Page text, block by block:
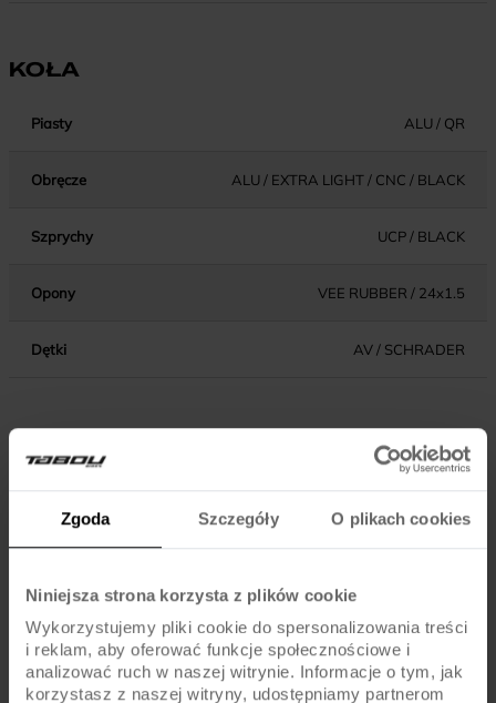
Zgoda Szczegóły O plikach cookies
Niniejsza strona korzysta z plików cookie
Wykorzystujemy pliki cookie do spersonalizowania treści
i reklam, aby oferować funkcje społecznościowe i
analizować ruch w naszej witrynie. Informacje o tym, jak
korzystasz z naszej witryny, udostępniamy partnerom
KOŁA
Piasty ALU / QR
Obręcze ALU / EXTRA LIGHT / CNC / BLACK
Szprychy UCP / BLACK
Opony VEE RUBBER / 24x1.5
Dętki AV / SCHRADER
Dźwignie
ALHONGA / ALU / JUNIOR TYPE / EXTRA
Błotniki -
Pedały STANDARD